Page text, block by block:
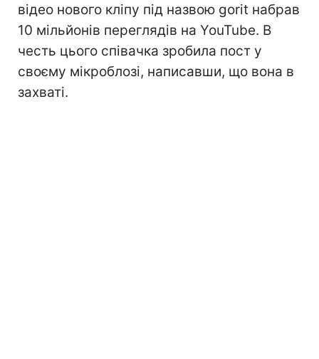
відео нового кліпу під назвою gorit набрав
10 мільйонів переглядів на YouTube. В
честь цього співачка зробила пост у
своєму мікроблозі, написавши, що вона в
захваті.